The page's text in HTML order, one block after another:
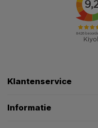
Klantenservice
Informatie